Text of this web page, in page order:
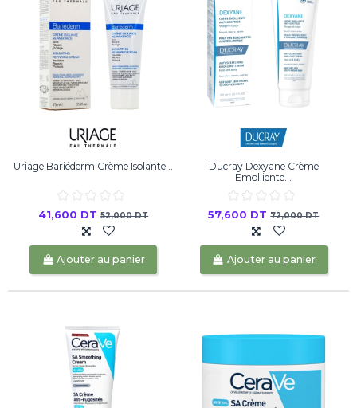
Uriage Bariéderm Crème Isolante...
41,600 DT52,000 DT
Ajouter au panier
Ducray Dexyane Crème
Emolliente...
57,600 DT72,000 DT
Ajouter au panier